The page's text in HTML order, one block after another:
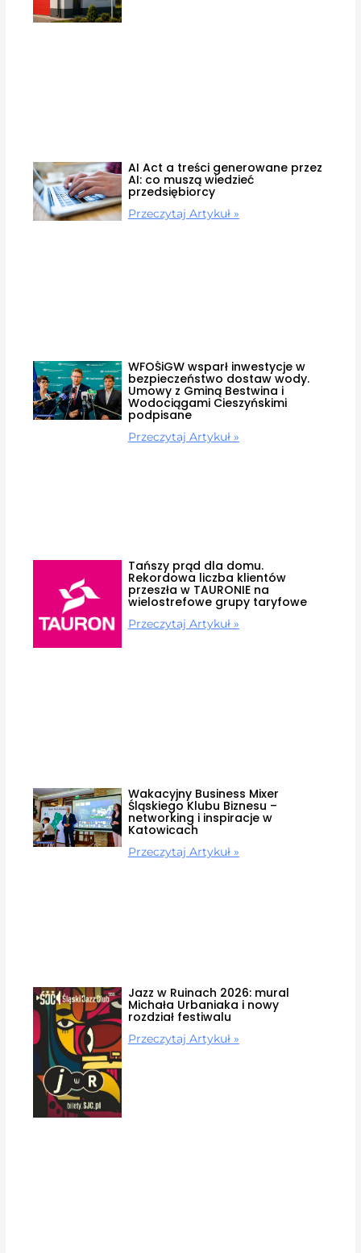
AI Act a treści generowane przez
AI: co muszą wiedzieć
przedsiębiorcy
Przeczytaj Artykuł »
WFOŚiGW wsparł inwestycje w
bezpieczeństwo dostaw wody.
Umowy z Gminą Bestwina i
Wodociągami Cieszyńskimi
podpisane
Przeczytaj Artykuł »
Tańszy prąd dla domu.
Rekordowa liczba klientów
przeszła w TAURONIE na
wielostrefowe grupy taryfowe
Przeczytaj Artykuł »
Wakacyjny Business Mixer
Śląskiego Klubu Biznesu –
networking i inspiracje w
Katowicach
Przeczytaj Artykuł »
Jazz w Ruinach 2026: mural
Michała Urbaniaka i nowy
rozdział festiwalu
Przeczytaj Artykuł »